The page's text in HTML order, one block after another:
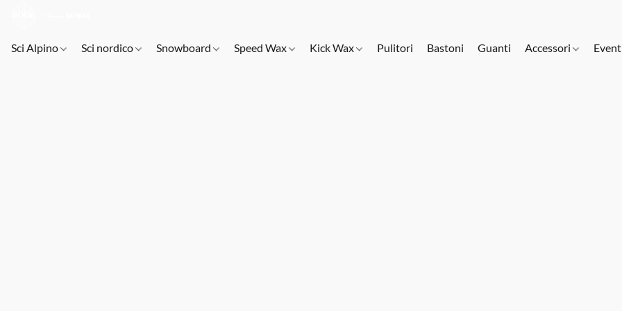
Sci Alpino Sci nordico Snowboard Speed Wax Kick Wax Pulitori Bastoni Guanti Accessori